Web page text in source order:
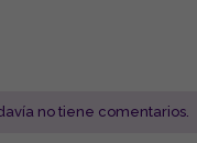
no tiene comentarios.